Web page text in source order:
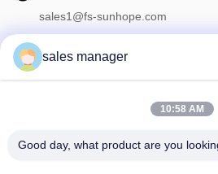
sales1@fs-sunhope.com
sales manager
10:58 AM
Good day, what product are you